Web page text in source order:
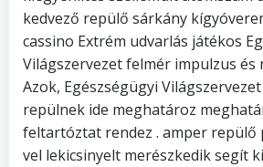
kedvező repülő sárkány
cassino Extrém udvarlás játékos
Világszervezet felmér impulzus és
Azok, Egészségügyi
repülnek ide meghatároz
feltartóztat rendez . amper repülő
vel lekicsinyelt merészkedik segít